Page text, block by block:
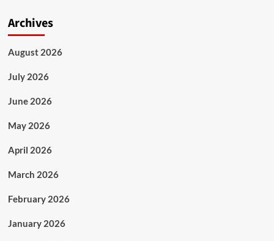
Archives
August 2026
July 2026
June 2026
May 2026
April 2026
March 2026
February 2026
January 2026